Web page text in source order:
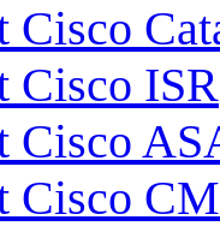
Cisco
Cisco ISR
Cisco
Cisco